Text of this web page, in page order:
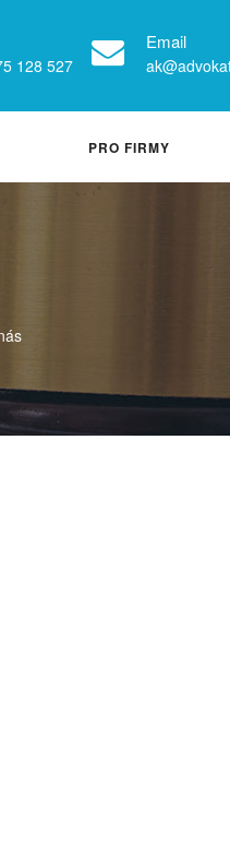
128 527
Email
PRO FIRMY